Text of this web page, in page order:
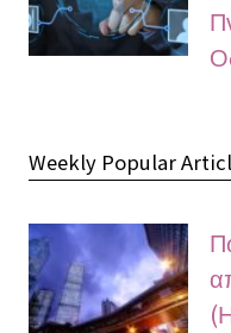
Weekly Popular